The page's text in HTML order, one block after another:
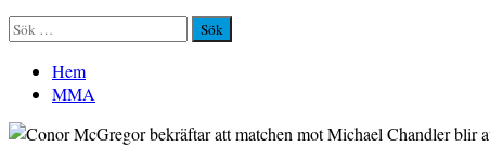
Sök
efter:
Hem
MMA